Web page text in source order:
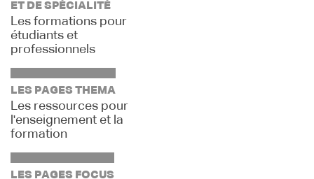
ET DE SPÉCIALITÉ
Les formations pour
étudiants et
professionnels
LES PAGES THEMA
Les ressources pour
l'enseignement et la
formation
LES PAGES FOCUS